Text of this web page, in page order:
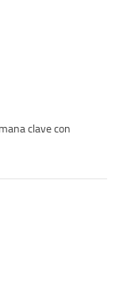
clave con